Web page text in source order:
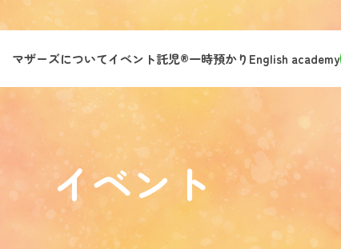
マザーズについてイベント託児®︎一時預かり English academy
イベント